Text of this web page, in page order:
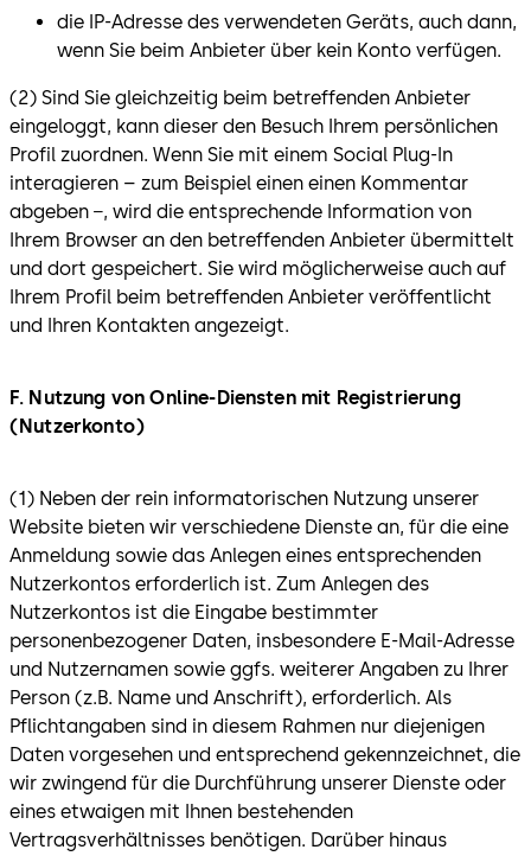
die IP-Adresse des verwendeten Geräts, auch dann,
wenn Sie beim Anbieter über kein Konto verfügen.
(2) Sind Sie gleichzeitig beim betreffenden Anbieter
eingeloggt, kann dieser den Besuch Ihrem persönlichen
Profil zuordnen. Wenn Sie mit einem Social Plug-In
interagieren – zum Beispiel einen einen Kommentar
abgeben −, wird die entsprechende Information von
Ihrem Browser an den betreffenden Anbieter übermittelt
und dort gespeichert. Sie wird möglicherweise auch auf
Ihrem Profil beim betreffenden Anbieter veröffentlicht
und Ihren Kontakten angezeigt.
F. Nutzung von Online-Diensten mit Registrierung
(Nutzerkonto)
(1) Neben der rein informatorischen Nutzung unserer
Website bieten wir verschiedene Dienste an, für die eine
Anmeldung sowie das Anlegen eines entsprechenden
Nutzerkontos erforderlich ist. Zum Anlegen des
Nutzerkontos ist die Eingabe bestimmter
personenbezogener Daten, insbesondere E-Mail-Adresse
und Nutzernamen sowie ggfs. weiterer Angaben zu Ihrer
Person (z.B. Name und Anschrift), erforderlich. Als
Pflichtangaben sind in diesem Rahmen nur diejenigen
Daten vorgesehen und entsprechend gekennzeichnet, die
wir zwingend für die Durchführung unserer Dienste oder
eines etwaigen mit Ihnen bestehenden
Vertragsverhältnisses benötigen. Darüber hinaus